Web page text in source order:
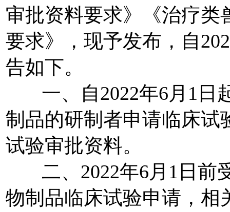
审批资料要求》《治疗类
要求》，现予发布，自
告如下。
一、自2022年6月 1 日
制品的研制者申请临床试
试验审批资料。
二、 2022年6月 1 日前
物制品临床试验申请，相